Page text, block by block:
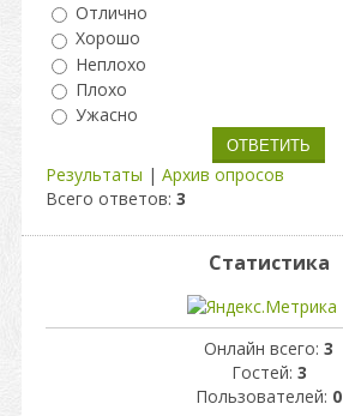
Отлично
Хорошо
Неплохо
Плохо
Ужасно
Результаты | Архив опросов
Всего ответов: 3
Статистика
Онлайн всего: 3
Гостей: 3
Пользователей: 0